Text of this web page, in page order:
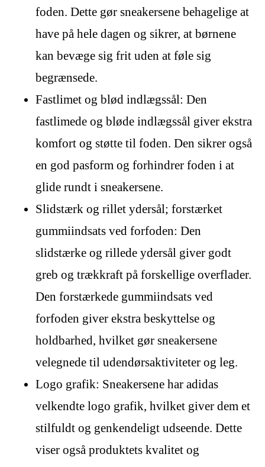
foden. Dette gør sneakersene behagelige at
have på hele dagen og sikrer, at børnene
kan bevæge sig frit uden at føle sig
begrænsede.
Fastlimet og blød indlægssål: Den
fastlimede og bløde indlægssål giver ekstra
komfort og støtte til foden. Den sikrer også
en god pasform og forhindrer foden i at
glide rundt i sneakersene.
Slidstærk og rillet ydersål; forstærket
gummiindsats ved forfoden: Den
slidstærke og rillede ydersål giver godt
greb og trækkraft på forskellige overflader.
Den forstærkede gummiindsats ved
forfoden giver ekstra beskyttelse og
holdbarhed, hvilket gør sneakersene
velegnede til udendørsaktiviteter og leg.
Logo grafik: Sneakersene har adidas
velkendte logo grafik, hvilket giver dem et
stilfuldt og genkendeligt udseende. Dette
viser også produktets kvalitet og